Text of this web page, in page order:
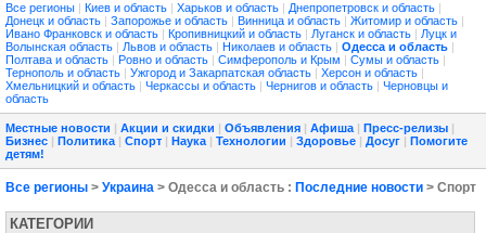
Все регионы | Киев и область | Харьков и область | Днепропетровск и область |
Донецк и область | Запорожье и область | Винница и область | Житомир и область |
Ивано Франковск и область | Кропивницкий и область | Луганск и область | Луцк и
Волынская область | Львов и область | Николаев и область | Одесса и область |
Полтава и область | Ровно и область | Симферополь и Крым | Сумы и область |
Тернополь и область | Ужгород и Закарпатская область | Херсон и область |
Хмельницкий и область | Черкассы и область | Чернигов и область | Черновцы и
область
Местные новости | Акции и скидки | Объявления | Афиша | Пресс-релизы |
Бизнес | Политика | Спорт | Наука | Технологии | Здоровье | Досуг | Помогите
детям!
Все регионы > Украина > Одесса и область : Последние новости > Спорт
КАТЕГОРИИ